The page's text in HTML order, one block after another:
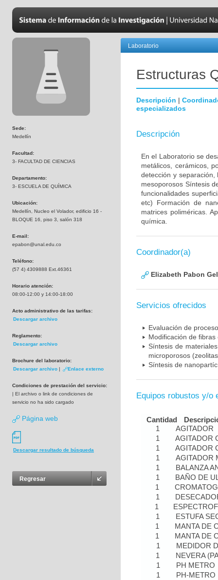
Sede:
Medellín
Facultad:
3- FACULTAD DE CIENCIAS
Departamento:
3- ESCUELA DE QUÍMICA
Ubicación:
Medellín, Nucleo el Volador, edificio 16 -
BLOQUE 16, piso 3, salón 318
E-mail:
epabon@unal.edu.co
Teléfono:
(57 4) 4309888 Ext.46361
Horario atención:
08:00-12:00 y 14:00-18:00
Acto administrativo de las tarifas:
Descargar archivo
Reglamento:
Descargar archivo
Brochure del laboratorio:
Descargar archivo | Enlace externo
Condiciones de prestación del servicio:
| El archivo o link de condiciones de
servicio no ha sido cargado
Página web
Descargar resultado de búsqueda
Regresar
Laboratorio
Estructuras
Descripción |
especializados
Descripción
En el Laboratorio se
metálicos, cerámicos,
detección y separación,
mesoporosos Síntesis
funcionalidades
etc) Formación de
matrices poliméricas.
química.
Coordinador(a)
Elizabeth Pabon
Servicios ofrecidos
Evaluación de
Modificación de
Síntesis de
microporosos
Síntesis de
Equipos robustos y/o
Cantidad
1
AGITADOR
1
AGITADOR
1
AGITADOR
1
AGITADOR
1
BALANZA
1
BAÑO DE
1
1
1
1
ESTUFA
1
MANTA DE
1
MANTA DE
1
MEDIDOR
1
NEVERA
1
PH METRO
1
PH-METRO